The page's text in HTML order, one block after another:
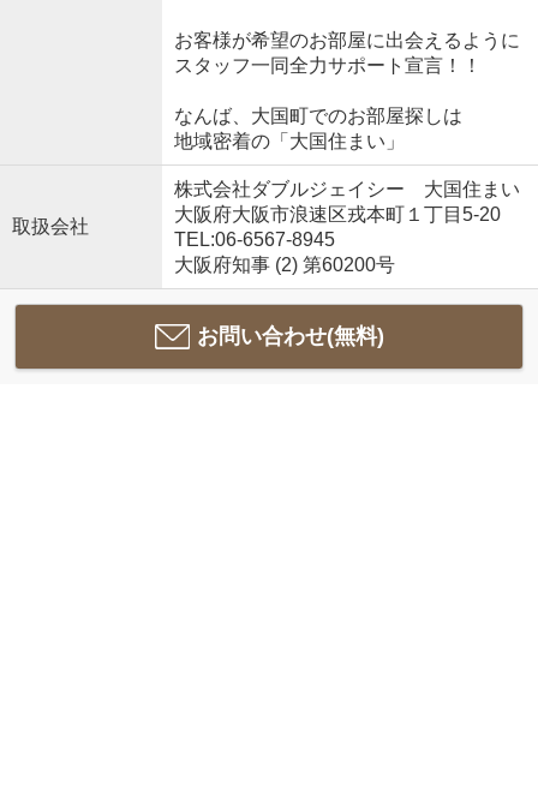
お客様が希望のお部屋に出会えるように
スタッフ一同全力サポート宣言！！
なんば、大国町でのお部屋探しは
地域密着の「大国住まい」
取扱会社
株式会社ダブルジェイシー 大国住まい
大阪府大阪市浪速区戎本町１丁目5-20
TEL:06-6567-8945
大阪府知事 (2) 第60200号
お問い合わせ(無料)